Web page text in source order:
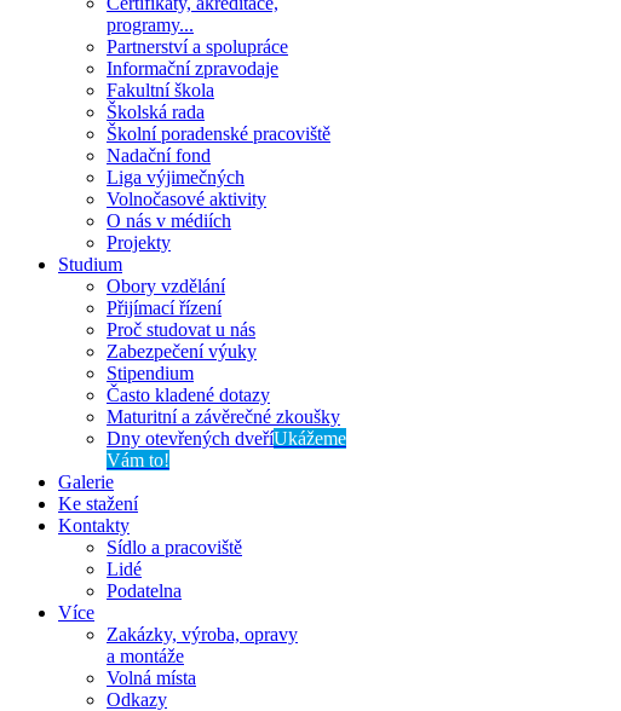
programy...
Partnerství a spolupráce
Informační zpravodaje
Fakultní škola
Školská rada
Školní poradenské pracoviště
Nadační fond
Liga výjimečných
Volnočasové aktivity
O nás v médiích
Projekty
Studium
Obory vzdělání
Přijímací řízení
Proč studovat u nás
Zabezpečení výuky
Stipendium
Často kladené dotazy
Maturitní a závěrečné zkoušky
Dny otevřených dveříUkážeme
Vám to!
Galerie
Ke stažení
Kontakty
Sídlo a pracoviště
Lidé
Podatelna
Více
Zakázky, výroba, opravy
a montáže
Volná místa
Odkazy